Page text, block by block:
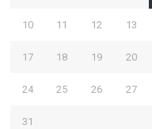
10 11 12 13
17 18 19 20
24 25 26 27
31